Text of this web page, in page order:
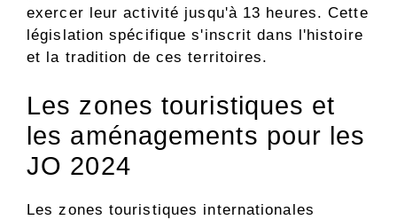
exercer leur activité jusqu'à 13 heures. Cette
législation spécifique s'inscrit dans l'histoire
et la tradition de ces territoires.
Les zones touristiques et
les aménagements pour les
JO 2024
Les zones touristiques internationales